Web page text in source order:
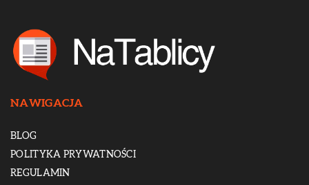
NAWIGACJA
BLOG
POLITYKA PRYWATNOŚCI
REGULAMIN